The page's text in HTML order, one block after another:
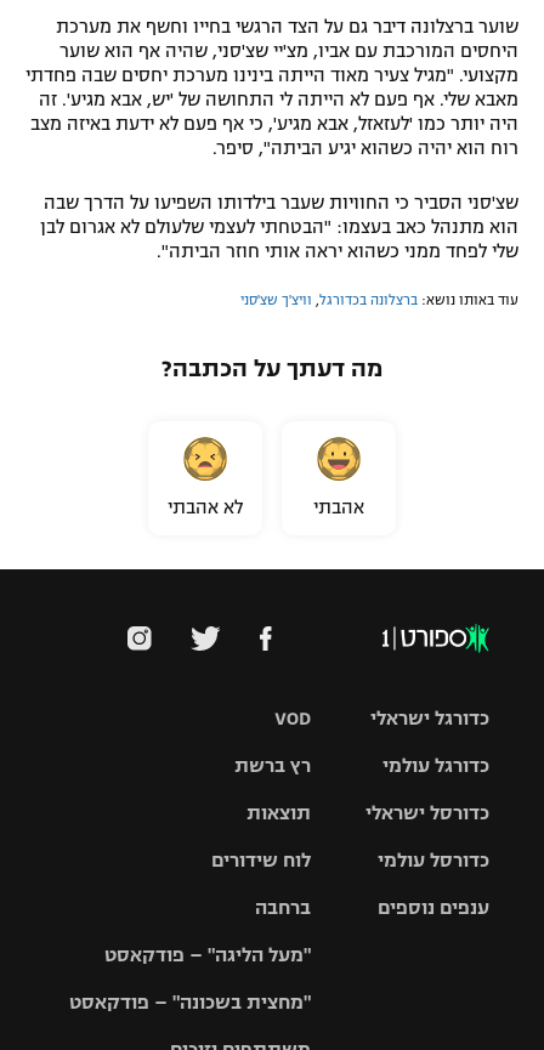
שוער ברצלונה דיבר גם על הצד הרגשי בחייו וחשף את מערכת
היחסים המורכבת עם אביו, מצ'יי שצ'סני, שהיה אף הוא שוער
מקצועי. "מגיל צעיר מאוד הייתה בינינו מערכת יחסים שבה פחדתי
מאבא שלי. אף פעם לא הייתה לי התחושה של 'יש, אבא מגיע'. זה
היה יותר כמו 'לעזאזל, אבא מגיע', כי אף פעם לא ידעת באיזה מצב
רוח הוא יהיה כשהוא יגיע הביתה", סיפר.
שצ'סני הסביר כי החוויות שעבר בילדותו השפיעו על הדרך שבה
הוא מתנהל כאב בעצמו: "הבטחתי לעצמי שלעולם לא אגרום לבן
שלי לפחד ממני כשהוא יראה אותי חוזר הביתה".
עוד באותו נושא: ברצלונה בכדורגל וויצ'ך שצ'סני
מה דעתך על הכתבה?
אהבתי לא אהבתי
VOD
רץ ברשת
תוצאות
לוח שידורים
ברחבה
"מעל הליגה" – פודקאסט
"מחצית בשכונה" – פודקאסט
כדורגל ישראלי
גביע הטוטו
כדורגל עולמי
האלופות
ליגה
כדורסל ישראלי
סל
כדורסל עולמי
ענפים נוספים